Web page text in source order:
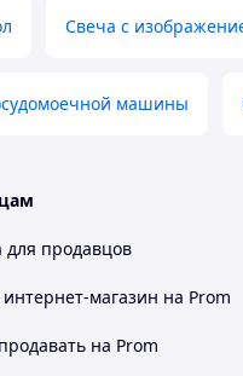
Свеча с
машины
для продавцов
интернет-магазин на Prom
на Prom